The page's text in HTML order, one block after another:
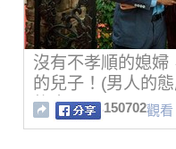
沒有不孝順的媳婦
的兒子！(男人的
態度...)
150702觀看